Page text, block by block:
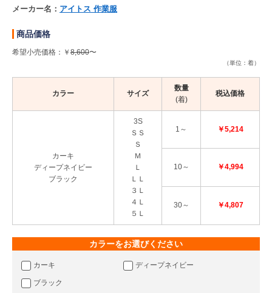
メーカー名： アイトス 作業服
商品価格
希望小売価格：￥ 8,600〜
（単位：着）
カラー サイズ
数量
(着)
税込価格
カーキ
ディープネイビー
ブラック
3S
ＳＳ
Ｓ
Ｍ
Ｌ
ＬＬ
３Ｌ
４Ｌ
５Ｌ
1～ ￥5,214
10～ ￥4,994
30～ ￥4,807
カラーをお選びください
カーキ ディープネイビー
ブラック